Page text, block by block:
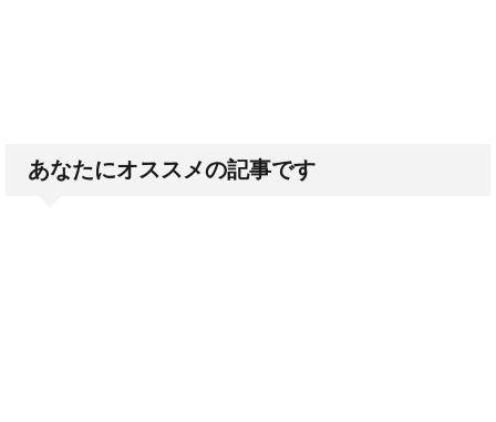
あなたにオススメの記事です